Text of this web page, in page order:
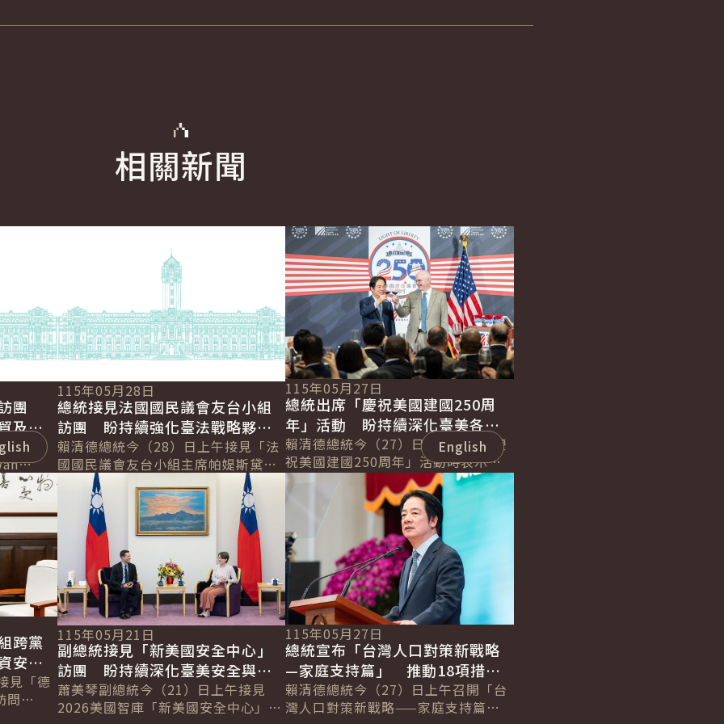
相關新聞
團
及科
見
」國防
115年05月28日
總統接見法國國民議會友台小組
訪團 盼持續強化臺法戰略夥伴
關係 打造更繁榮的未來
賴清德總統今（28）日上午接見「法
國國民議會友台小組主席帕媞斯黛
（Marie-Noëlle Battistel）訪團」
時表示，臺灣...
詳細內容
115年05月27日
總統出席「慶祝美國建國250周
年」活動 盼持續深化臺美各項
合作 共同促進全球繁榮
賴清德總統今（27）日晚間出席「慶
祝美國建國250周年」活動時表示，
今年適逢美國獨立建國250周年及臺
灣總統直選30周年，臺美人民皆以勇
跨黨
安、
見「德
問
詳細內容
115年05月21日
副總統接見「新美國安全中心」
訪團 盼持續深化臺美安全與經
貿夥伴關係
蕭美琴副總統今（21）日上午接見
2026美國智庫「新美國安全中心」
詳細內容
115年05月27日
總統宣布「台灣人口對策新戰略
—家庭支持篇」 推動18項措施
打造公共支持育兒體系 以全民
共享經濟紅利促進臺灣永續發展
賴清德總統今（27）日上午召開「台
灣人口對策新戰略——家庭支持篇」
English